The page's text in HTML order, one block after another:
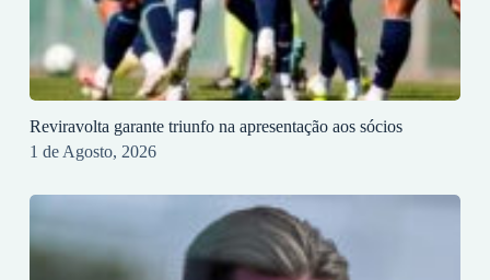
Reviravolta garante triunfo na apresentação aos sócios
1 de Agosto, 2026